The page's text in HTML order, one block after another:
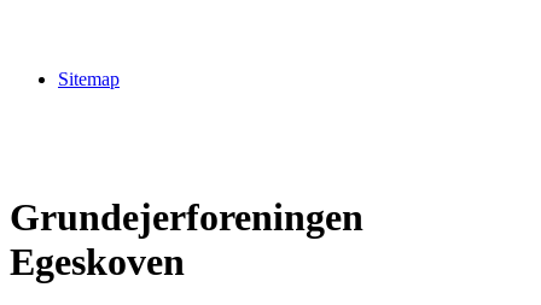
Sitemap
Grundejerforeningen
Egeskoven